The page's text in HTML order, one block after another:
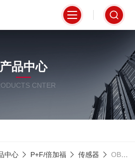
产品中心
CNTER
中心 P+F/倍加福 传感器 OBE10M-18GM60-SE4倍加福P+F对射型传感器原装报关进口